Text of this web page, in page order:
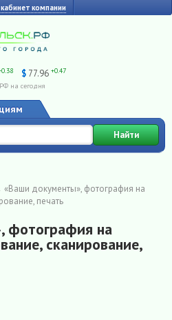
компании
$ 77.96 +0.47
на сегодня
Найти
«Ваши документы», фотография на
печать
фотография на
сканирование,